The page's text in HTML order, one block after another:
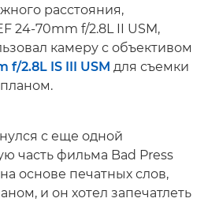
расстояния,
24-70mm f/2.8L II USM,
камеру с объективом
f/2.8L IS III USM для съемки
с еще одной
часть фильма Bad Press
основе печатных слов,
и он хотел запечатлеть